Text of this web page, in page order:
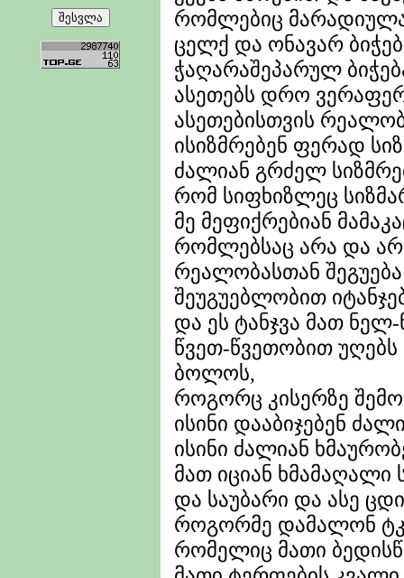
რომლებიც
ცელქ და ონავარ
ჭაღარაშეპარულ
ასეთებს დრო
ასეთებისთვის
ისიზმრებენ ფერად
ძალიან გრძელ
რომ სიფხიზლეც
მე მეფიქრებიან
რომლებსაც არა და
რეალობასთან
შეუგუებლობით
და ეს ტანჯვა მათ
წვეთ-წვეთობით უღებს
ბოლოს,
როგორც კისერზე
ისინი დააბიჯებენ
ისინი ძალიან
მათ იციან ხმამაღალი
და საუბარი და ასე
როგორმე დამალონ
რომელიც მათი